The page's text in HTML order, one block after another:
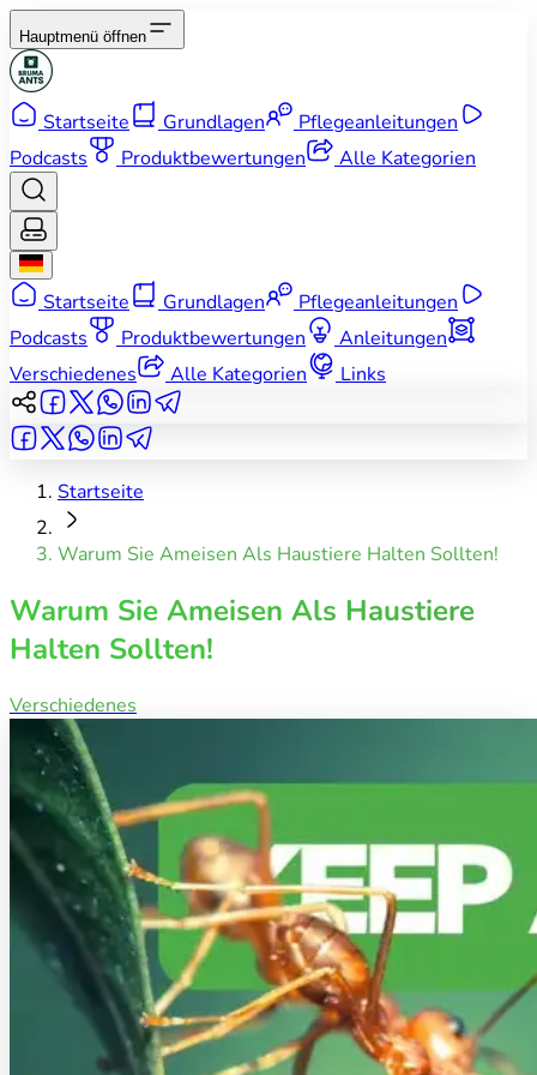
Hauptmenü öffnen
Startseite Grundlagen
Pflegeanleitungen
Podcasts
Produktbewertungen Alle Kategorien
Startseite Grundlagen
Pflegeanleitungen
Podcasts
Produktbewertungen
Anleitungen
Verschiedenes
Alle Kategorien Links
Startseite
Warum Sie Ameisen Als Haustiere Halten Sollten!
Warum Sie Ameisen Als Haustiere
Halten Sollten!
Verschiedenes